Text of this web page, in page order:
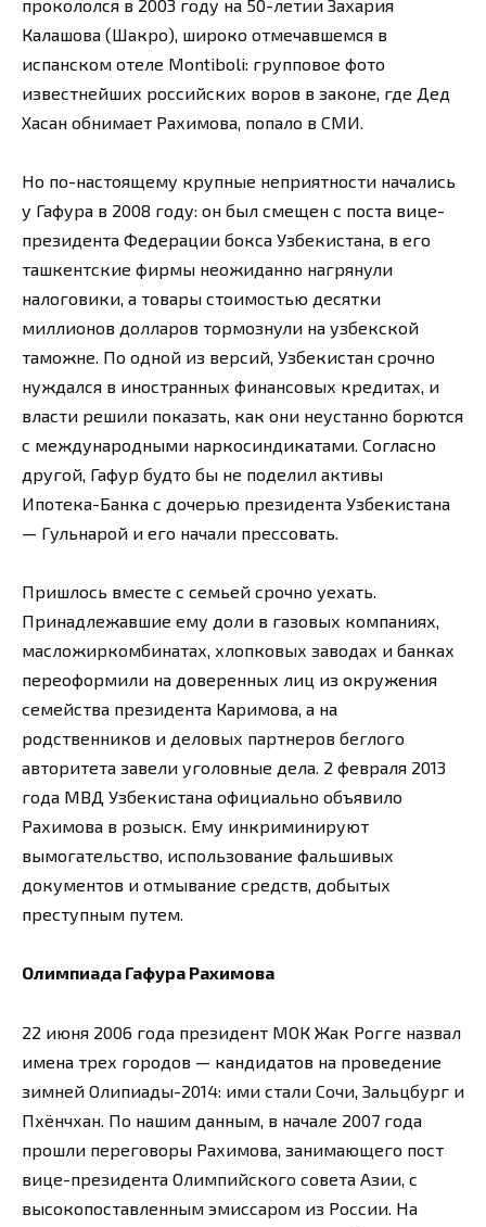
прокололся в 2003 году на 50-летии Захария
Калашова (Шакро), широко отмечавшемся в
испанском отеле Montiboli: групповое фото
известнейших российских воров в законе, где Дед
Хасан обнимает Рахимова, попало в СМИ.
Но по-настоящему крупные неприятности начались
у Гафура в 2008 году: он был смещен с поста вице-
президента Федерации бокса Узбекистана, в его
ташкентские фирмы неожиданно нагрянули
налоговики, а товары стоимостью десятки
миллионов долларов тормознули на узбекской
таможне. По одной из версий, Узбекистан срочно
нуждался в иностранных финансовых кредитах, и
власти решили показать, как они неустанно борются
с международными наркосиндикатами. Согласно
другой, Гафур будто бы не поделил активы
Ипотека-Банка с дочерью президента Узбекистана
— Гульнарой и его начали прессовать.
Пришлось вместе с семьей срочно уехать.
Принадлежавшие ему доли в газовых компаниях,
масложиркомбинатах, хлопковых заводах и банках
переоформили на доверенных лиц из окружения
семейства президента Каримова, а на
родственников и деловых партнеров беглого
авторитета завели уголовные дела. 2 февраля 2013
года МВД Узбекистана официально объявило
Рахимова в розыск. Ему инкриминируют
вымогательство, использование фальшивых
документов и отмывание средств, добытых
преступным путем.
Олимпиада Гафура Рахимова
22 июня 2006 года президент МОК Жак Рогге назвал
имена трех городов — кандидатов на проведение
зимней Олипиады-2014: ими стали Сочи, Зальцбург и
Пхёнчхан. По нашим данным, в начале 2007 года
прошли переговоры Рахимова, занимающего пост
вице-президента Олимпийского совета Азии, с
высокопоставленным эмиссаром из России. На